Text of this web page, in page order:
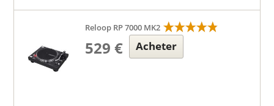
Reloop RP 7000 MK2
529 € Acheter